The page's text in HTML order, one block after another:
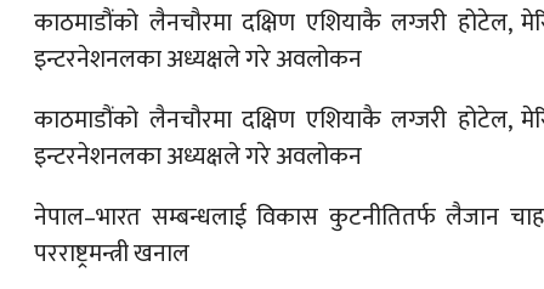
काठमाडौंको लैनचौरमा दक्षिण एशियाकै लग्जरी होटेल,
इन्टरनेशनलका अध्यक्षले गरे अवलोकन
काठमाडौंको लैनचौरमा दक्षिण एशियाकै लग्जरी होटेल,
इन्टरनेशनलका अध्यक्षले गरे अवलोकन
नेपाल–भारत सम्बन्धलाई विकास कुटनीतितर्फ लैजान
परराष्ट्रमन्त्री खनाल